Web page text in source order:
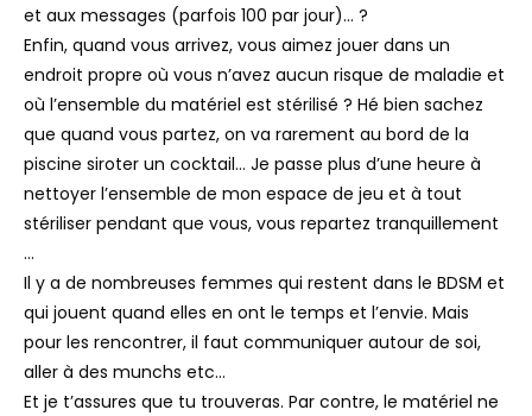
et aux messages (parfois 100 par jour)… ?
Enfin, quand vous arrivez, vous aimez jouer dans un
endroit propre où vous n’avez aucun risque de maladie et
où l’ensemble du matériel est stérilisé ? Hé bien sachez
que quand vous partez, on va rarement au bord de la
piscine siroter un cocktail… Je passe plus d’une heure à
nettoyer l’ensemble de mon espace de jeu et à tout
stériliser pendant que vous, vous repartez tranquillement
…
Il y a de nombreuses femmes qui restent dans le BDSM et
qui jouent quand elles en ont le temps et l’envie. Mais
pour les rencontrer, il faut communiquer autour de soi,
aller à des munchs etc…
Et je t’assures que tu trouveras. Par contre, le matériel ne